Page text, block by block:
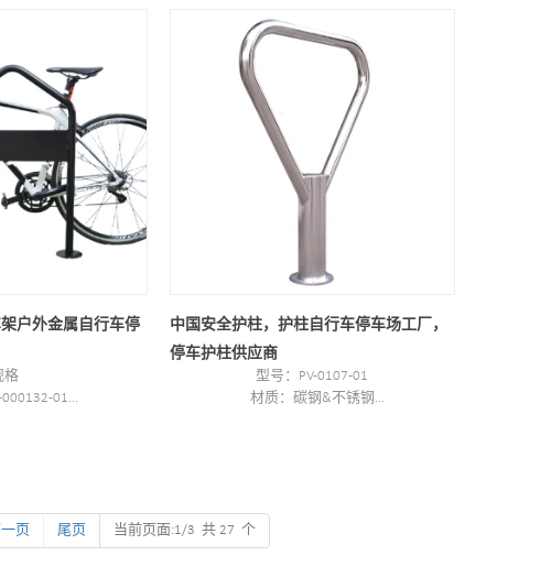
表面处理：粉末涂层、热镀锌/电抛光
包装尺寸：940*740*200mm 1套/箱
最小起订量：200 件
户外金属自行车停
格
01
：热镀锌
中国安全护柱，护柱自行车停车场工厂，
停车护柱供应商
型号：PV-0107-01
材质：碳钢&不锈钢
一页 尾页 当前页面:1/3 共 27 个